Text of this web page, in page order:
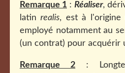
Remarque 1 : Réaliser,
latinrealis, est à l'origine
employé notamment au
(un contrat) pour acquérir
Remarque 2 :